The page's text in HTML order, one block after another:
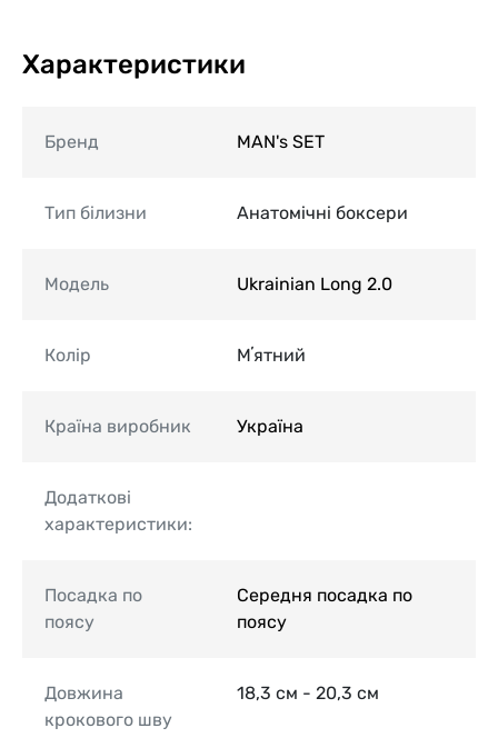
Характеристики
Бренд MAN's SET
Тип білизни Анатомічні боксери
Модель Ukrainian Long 2.0
Колір Мʼятний
Країна виробник Україна
Додаткові
характеристики:
Посадка по
поясу
Середня посадка по
поясу
Довжина
крокового шву
18,3 см - 20,3 см